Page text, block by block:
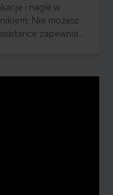
i nagle w
Nie możesz
zapewnia